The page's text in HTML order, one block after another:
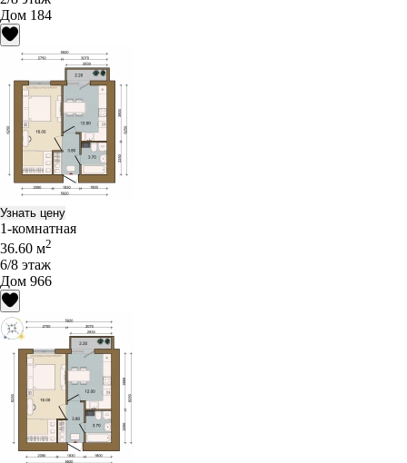
Дом 184
Узнать цену
1-комнатная
36.60 м2
6/8 этаж
Дом 966